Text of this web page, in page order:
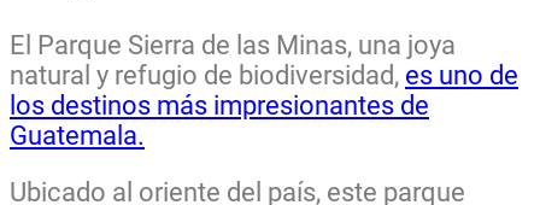
El Parque Sierra de las Minas, una joya
natural y refugio de biodiversidad, es uno de
los destinos más impresionantes de
Guatemala.
Ubicado al oriente del país, este parque